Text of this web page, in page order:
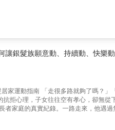
在危害我們的健康，並提供了應對這
．揭穿肥胖、糖尿病、高血壓、心血
提升身心健康．改善飲食和新陳代謝
讓銀髮族願意動、持續動、快樂動
家運動指南 「走很多路就夠了嗎？」
拒心理，子女往往空有孝心，卻無從
家庭的真實紀錄。一路走來，他遇過
長輩們從「不敢動」到「願意動」，